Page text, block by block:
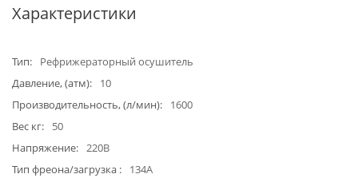
Характеристики
Тип
Рефрижераторный осушитель
Давление, (атм)
10
Производительность, (л/мин)
1600
Вес кг
50
Напряжение
220В
Тип фреона/загрузка
134А